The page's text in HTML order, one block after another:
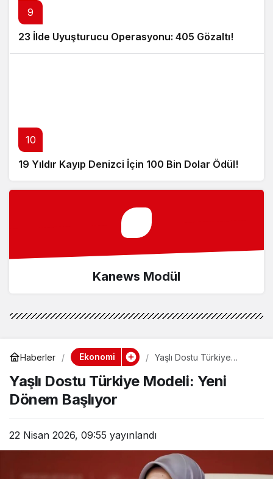
9
23 İlde Uyuşturucu Operasyonu: 405 Gözaltı!
10
19 Yıldır Kayıp Denizci İçin 100 Bin Dolar Ödül!
Kanews Modül
Haberler Ekonomi
Yaşlı Dostu Türkiye
Başlıyor
Yaşlı Dostu Türkiye Modeli: Yeni
Dönem Başlıyor
22 Nisan 2026, 09:55 yayınlandı